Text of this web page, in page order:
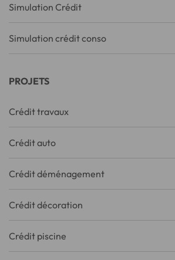
Simulation Crédit
Simulation crédit conso
PROJETS
Crédit travaux
Crédit auto
Crédit déménagement
Crédit décoration
Crédit piscine